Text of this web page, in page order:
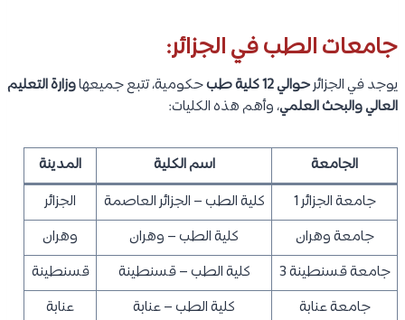
جامعات الطب في الجزائر:
يوجد في الجزائرحوالي 12 كلية طب حكومية، تتبع جميعهاوزارة التعليم
العالي والبحث العلمي، وأهم هذه الكليات:
الجامعة اسم الكلية
المدينة
جامعة الجزائر 1
كلية الطب – الجزائر العاصمة
الجزائر
جامعة وهران
كلية الطب – وهران
وهران
جامعة قسنطينة 3
كلية الطب – قسنطينة
قسنطينة
جامعة عنابة
كلية الطب – عنابة
عنابة